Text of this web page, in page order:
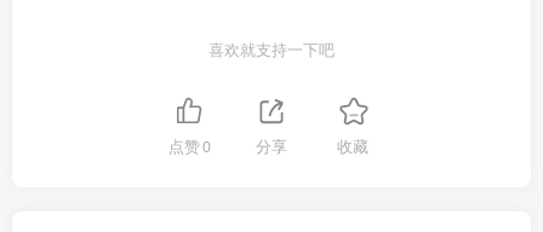
喜欢就支持一下吧
点赞0 分享 收藏